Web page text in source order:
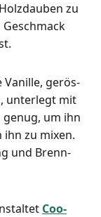
zu
Vanil­le, gerös­
unter­legt mit
um ihn
zu mixen.
und Brenn­
Coo­